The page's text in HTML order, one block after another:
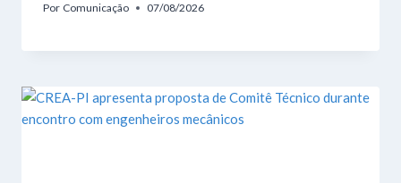
Por Comunicação 07/08/2026